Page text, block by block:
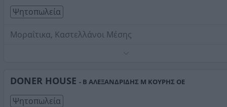
Ψητοπωλεία
Μοραΐτικα, Καστελλάνοι Μέσης
DONER HOUSE - Β ΑΛΕΞΑΝΔΡΙΔΗΣ Μ ΚΟΥΡΗΣ ΟΕ
Ψητοπωλεία